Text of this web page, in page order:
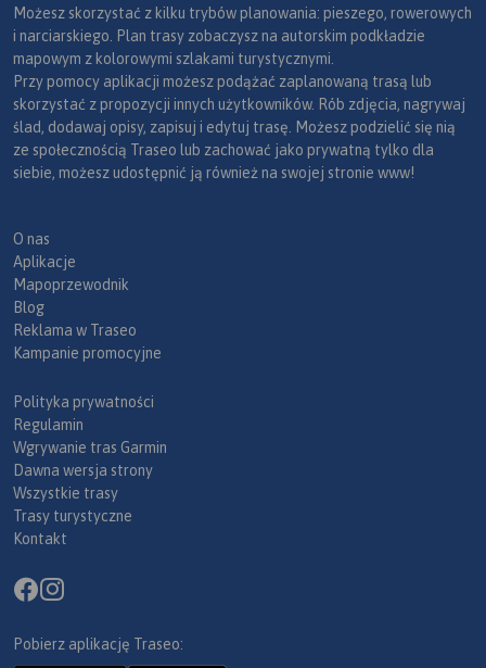
Możesz skorzystać z kilku trybów planowania: pieszego, rowerowych
i narciarskiego. Plan trasy zobaczysz na autorskim podkładzie
mapowym z kolorowymi szlakami turystycznymi.
Przy pomocy aplikacji możesz podążać zaplanowaną trasą lub
skorzystać z propozycji innych użytkowników. Rób zdjęcia, nagrywaj
ślad, dodawaj opisy, zapisuj i edytuj trasę. Możesz podzielić się nią
ze społecznością Traseo lub zachować jako prywatną tylko dla
siebie, możesz udostępnić ją również na swojej stronie www!
O nas
Aplikacje
Mapoprzewodnik
Blog
Reklama w Traseo
Kampanie promocyjne
Polityka prywatności
Regulamin
Wgrywanie tras Garmin
Dawna wersja strony
Wszystkie trasy
Trasy turystyczne
Kontakt
Pobierz aplikację Traseo: